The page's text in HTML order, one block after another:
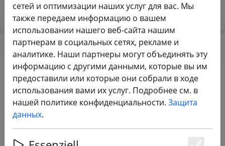
Axisflying
Start Бренды Axisflying
Все продукты из Axisflying
сетей и оптимизации наших услуг для вас. Мы
также передаем информацию о вашем
использовании нашего веб-сайта нашим
партнерам в социальных сетях, рекламе и
аналитике. Наши партнеры могут объединять эту
информацию с другими данными, которые вы им
предоставили или которые они собрали в ходе
использования вами их услуг. Подробнее см. в
нашей политике конфиденциальности. Защита
данных.